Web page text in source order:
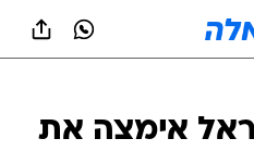
אימצה את